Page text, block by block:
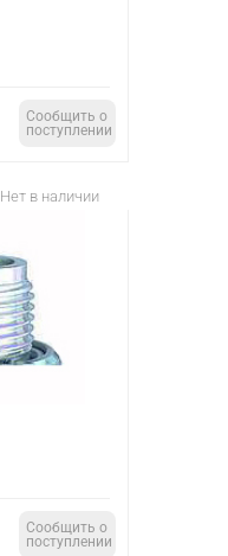
Сообщить о
поступлении
Нет в наличии
Сообщить о
поступлении